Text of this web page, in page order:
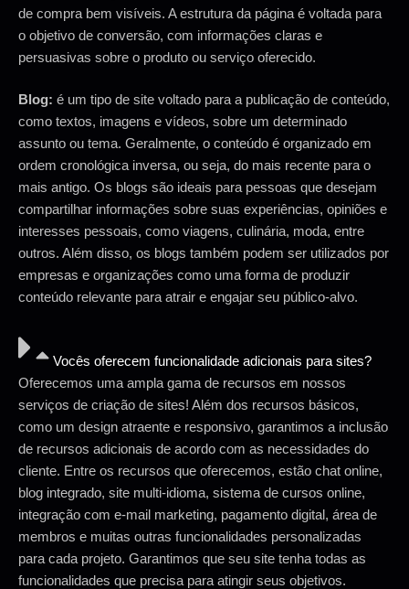
de compra bem visíveis. A estrutura da página é voltada para
o objetivo de conversão, com informações claras e
persuasivas sobre o produto ou serviço oferecido.
Blog: é um tipo de site voltado para a publicação de conteúdo,
como textos, imagens e vídeos, sobre um determinado
assunto ou tema. Geralmente, o conteúdo é organizado em
ordem cronológica inversa, ou seja, do mais recente para o
mais antigo. Os blogs são ideais para pessoas que desejam
compartilhar informações sobre suas experiências, opiniões e
interesses pessoais, como viagens, culinária, moda, entre
outros. Além disso, os blogs também podem ser utilizados por
empresas e organizações como uma forma de produzir
conteúdo relevante para atrair e engajar seu público-alvo.
Vocês oferecem funcionalidade adicionais para sites?
Oferecemos uma ampla gama de recursos em nossos
serviços de criação de sites! Além dos recursos básicos,
como um design atraente e responsivo, garantimos a inclusão
de recursos adicionais de acordo com as necessidades do
cliente. Entre os recursos que oferecemos, estão chat online,
blog integrado, site multi-idioma, sistema de cursos online,
integração com e-mail marketing, pagamento digital, área de
membros e muitas outras funcionalidades personalizadas
para cada projeto. Garantimos que seu site tenha todas as
funcionalidades que precisa para atingir seus objetivos.